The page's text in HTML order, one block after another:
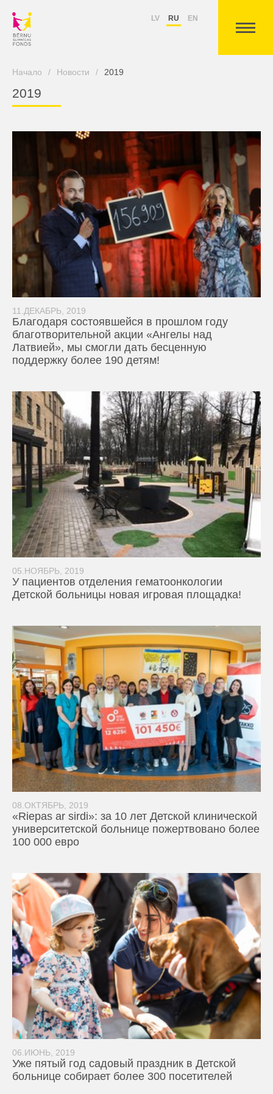
LV RU EN
Начало / Новости / 2019
2019
11.ДЕКАБРЬ, 2019
Благодаря состоявшейся в прошлом году
благотворительной акции «Ангелы над
Латвией», мы смогли дать бесценную
поддержку более 190 детям!
05.НОЯБРЬ, 2019
У пациентов отделения гематоонкологии
Детской больницы новая игровая площадка!
08.ОКТЯБРЬ, 2019
«Riepas ar sirdi»: за 10 лет Детской клинической
университетской больнице пожертвовано более
100 000 евро
06.ИЮНЬ, 2019
Уже пятый год садовый праздник в Детской
больнице собирает более 300 посетителей